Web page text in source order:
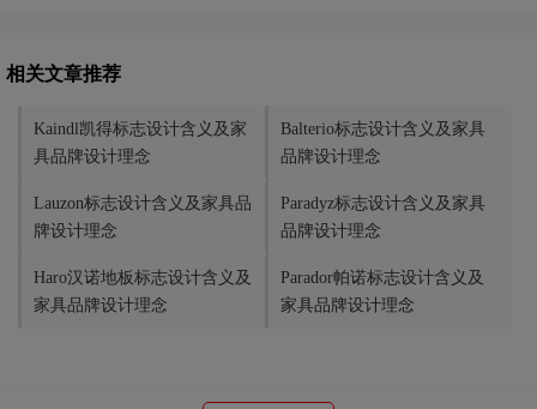
相关文章推荐
Kaindl凯得标志设计含义及家
具品牌设计理念
Balterio标志设计含义及家具
品牌设计理念
Lauzon标志设计含义及家具品
牌设计理念
Paradyz标志设计含义及家具
品牌设计理念
Haro汉诺地板标志设计含义及
家具品牌设计理念
Parador帕诺标志设计含义及
家具品牌设计理念